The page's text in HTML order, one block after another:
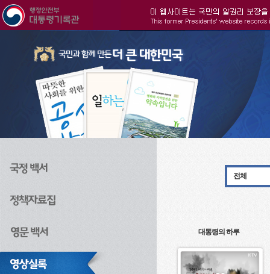
전체
대통령의 하루